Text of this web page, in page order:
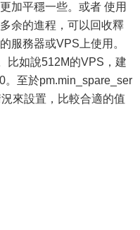
加平穩一些。或者 使用
余的進程，可以回收釋
服務器或VPS上使用。
比如說512M的VPS，建
。至於pm.min_spare_ser
來設置，比較合適的值